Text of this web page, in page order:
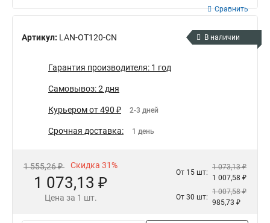
Артикул: LAN-OT120-CN
Сравнить
В наличии
Гарантия производителя: 1 год
Самовывоз: 2 дня
Курьером от 490 ₽ 2-3 дней
Срочная доставка: 1 день
1 555,26 ₽ Скидка 31%
1 073,13 ₽
Цена за 1 шт.
От 15 шт:
1 073,13 ₽
1 007,58 ₽
От 30 шт:
1 007,58 ₽
985,73 ₽